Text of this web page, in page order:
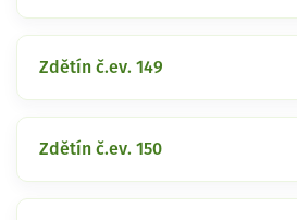
Zdětín č.ev. 149
Zdětín č.ev. 150